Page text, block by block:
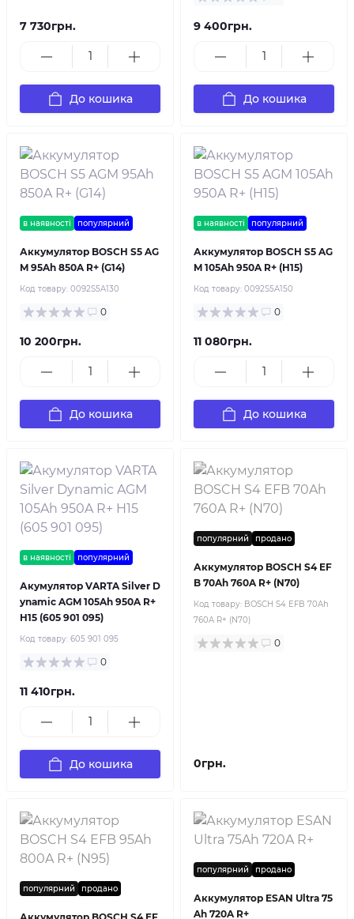
7 730грн.
До кошика
9 400грн.
До кошика
в наявності популярний
Аккумулятор BOSCH S5 AG
M 95Ah 850A R+ (G14)
Код товару: 0092S5A130
0
10 200грн.
До кошика
в наявності популярний
Аккумулятор BOSCH S5 AG
M 105Ah 950A R+ (H15)
Код товару: 0092S5A150
0
11 080грн.
До кошика
в наявності популярний
Акумулятор VARTA Silver D
ynamic AGM 105Ah 950A R+
H15 (605 901 095)
Код товару: 605 901 095
0
11 410грн.
До кошика
популярний продано
Аккумулятор BOSCH S4 EF
B 70Ah 760A R+ (N70)
Код товару: BOSCH S4 EFB 70Ah
760A R+ (N70)
0
0грн.
популярний продано
популярний продано
Аккумулятор ESAN Ultra 75
Ah 720A R+